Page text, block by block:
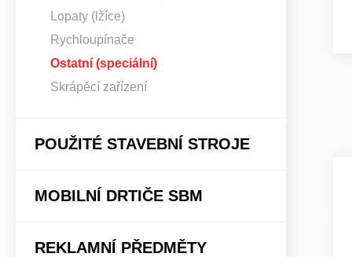
Lopaty (lžíce)
Rychloupínače
Ostatní (speciální)
Skrápěcí zařízení
POUŽITÉ STAVEBNÍ STROJE
MOBILNÍ DRTIČE SBM
REKLAMNÍ PŘEDMĚTY